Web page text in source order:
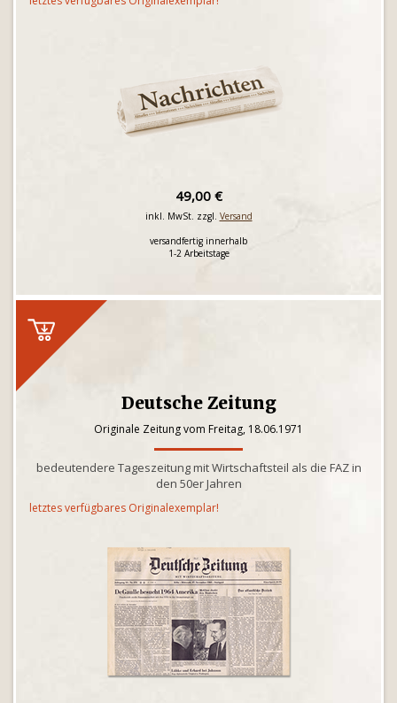
49,00 €
inkl. MwSt. zzgl. Versand
versandfertig innerhalb
1-2 Arbeitstage
Deutsche Zeitung
Originale Zeitung vom Freitag, 18.06.1971
bedeutendere Tageszeitung mit Wirtschaftsteil als die FAZ in
den 50er Jahren
letztes verfügbares Originalexemplar!